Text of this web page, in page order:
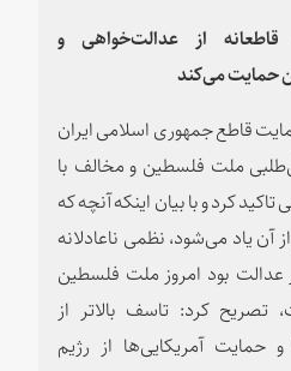
از عدالت‌خواهی و
حمایت می‌کند
قاطع جمهوری اسلامی ایران
ملت فلسطین و مخالف با
کرد و با بیان اینکه آنچه که
آن یاد می‌شود، نظمی ناعادلانه
عدالت بود امروز ملت فلسطین
تصریح کرد‌: تاسف بالاتر از
آمریکایی‌ها از رژیم